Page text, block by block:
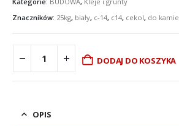
Znaczników: 25kg, biały, c-14, c14, cekol, do
DODAJ DO KOSZYKA
OPIS